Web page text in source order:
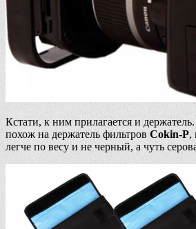
Кстати, к ним прилагается и
похож на держатель фильтров Cokin-P,
легче по весу и не черный, а чуть